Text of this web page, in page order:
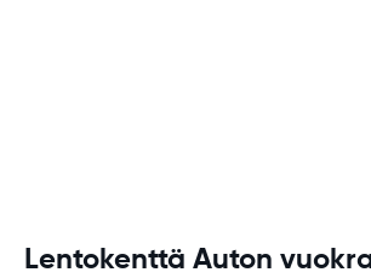
Lentokenttä Auton